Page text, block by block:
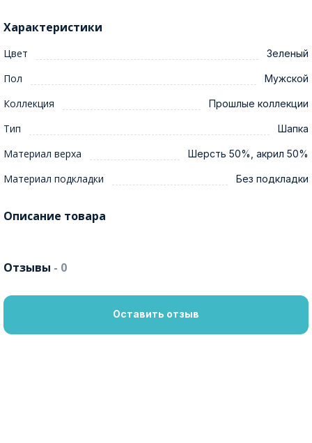
Характеристики
Цвет Зеленый
Пол Мужской
Коллекция Прошлые коллекции
Тип Шапка
Материал верха Шерсть 50%, акрил 50%
Материал подкладки Без подкладки
Описание товара
Отзывы - 0
Оставить отзыв